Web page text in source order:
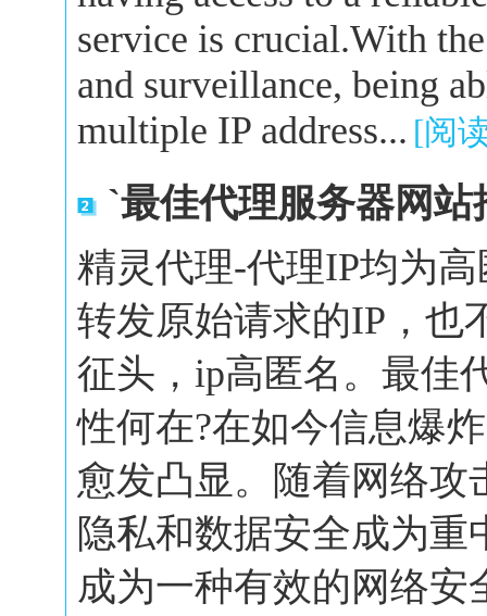
service is crucial.With
and surveillance, being
multiple IP address... [阅
`最佳代理服务器网
精灵代理-代理IP均为
转发原始请求的IP，也
征头，ip高匿名。最佳
性何在?在如今信息爆
愈发凸显。随着网络攻
隐私和数据安全成为
成为一种有效的网络